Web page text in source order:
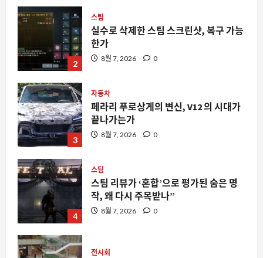
2
한가
8월 7, 2026 0
3
끝나가는가
8월 7, 2026 0
4
작, 왜 다시 주목받나”
8월 7, 2026 0
8월 7, 2026